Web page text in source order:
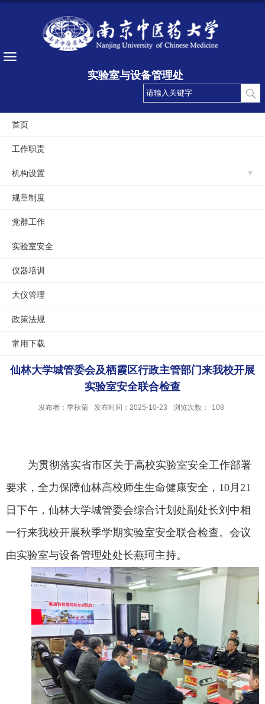
实验室与设备管理处
首页
工作职责
机构设置
规章制度
党群工作
实验室安全
仪器培训
大仪管理
政策法规
常用下载
仙林大学城管委会及栖霞区行政主管部门来我校开展
实验室安全联合检查
发布者：季秋菊 发布时间：2025-10-23 浏览次数： 108
为贯彻落实省市区关于高校实验室安全工作部署
要求，全力保障仙林高校师生生命健康安全 ， 10月 21
日 下午，仙林大学城管委会综合计划处副处长刘中相
一行来我校开展秋季学期实验室安全联合检查。会议
由实验室与设备管理处处长燕珂主持。